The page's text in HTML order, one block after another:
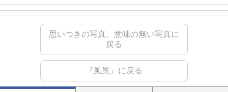
思いつきの写真、意味の無い写真に
戻る
『風景』に戻る